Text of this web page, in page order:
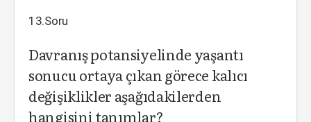
13.Soru
Davranış potansiyelinde yaşantı
sonucu ortaya çıkan görece kalıcı
değişiklikler aşağıdakilerden
hangisini tanımlar?